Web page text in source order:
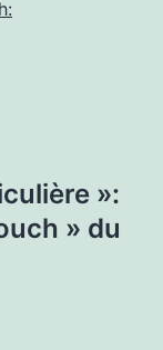
»:
» du